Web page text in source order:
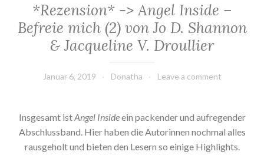
*Rezension* -> Angel Inside –
Befreie mich (2) von Jo D. Shannon
& Jacqueline V. Droullier
Januar 6, 2019 Donatha Leave a comment
Insgesamt istAngel Insideein packender und aufregender
Abschlussband. Hier haben die Autorinnen nochmal alles
rausgeholt und bieten den Lesern so einige Highlights.